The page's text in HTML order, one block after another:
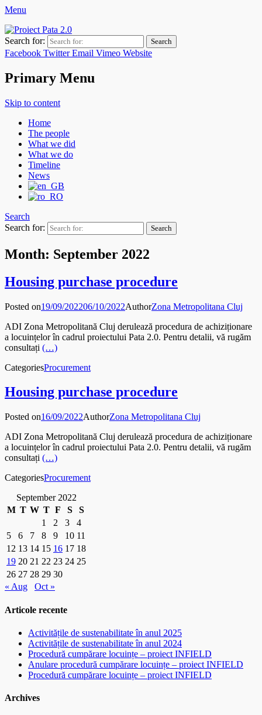
Menu
Pata 2.0 Project
Asociaţia de Dezvoltare Intercomunitară Zona Metropolitană Cluj
Search for:
Facebook Twitter Email Vimeo Website
Primary Menu
Skip to content
Home
The people
What we did
What we do
Timeline
News
Search
Search for:
Month: September 2022
Housing purchase procedure
Posted on19/09/202206/10/2022AuthorZona Metropolitana Cluj
ADI Zona Metropolitană Cluj derulează procedura de achiziționare
a locuințelor în cadrul proiectului Pata 2.0. Pentru detalii, vă rugăm
consultați (…)
CategoriesProcurement
Housing purchase procedure
Posted on16/09/2022AuthorZona Metropolitana Cluj
ADI Zona Metropolitană Cluj derulează procedura de achiziționare
a locuințelor în cadrul proiectului Pata 2.0. Pentru detalii, vă rugăm
consultați (…)
CategoriesProcurement
September 2022
M T W T F S
S
1
2 3
4
5
6 7 8 9 10 11
12 13 14 15 16 17 18
19 20 21 22 23 24 25
26 27 28 29 30
« Aug
Oct »
Articole recente
Activitățile de sustenabilitate în anul 2025
Activitățile de sustenabilitate în anul 2024
Procedură cumpărare locuințe – proiect INFIELD
Anulare procedură cumpărare locuințe – proiect INFIELD
Procedură cumpărare locuințe – proiect INFIELD
Archives